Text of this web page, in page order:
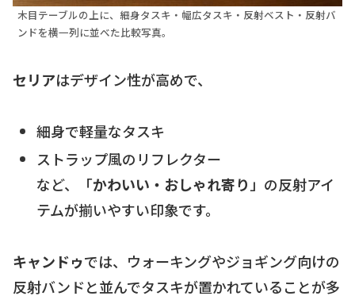
木目テーブルの上に、細身タスキ・幅広タスキ・反射ベスト・反射バ
ンドを横一列に並べた比較写真。
セリアはデザイン性が高めで、
細身で軽量なタスキ
ストラップ風のリフレクター
など、「かわいい・おしゃれ寄り」の反射アイ
テムが揃いやすい印象です。
キャンドゥでは、ウォーキングやジョギング向けの
反射バンドと並んでタスキが置かれていることが多